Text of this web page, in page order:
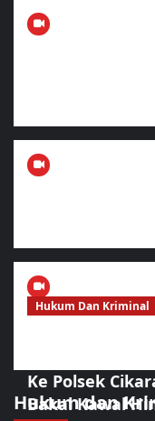
Hukum dan
Hukum Dan Kriminal
Mondy Tatto
Keluarga
Ke Polsek
Bakal Kawal